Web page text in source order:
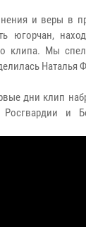
и веры в
югорчан,
клипа. Мы
Наталья
дни клип
и